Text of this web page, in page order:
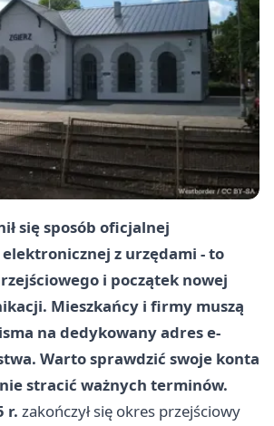
się sposób oficjalnej
z urzędami - to
i początek nowej
Mieszkańcy i firmy muszą
na dedykowany adres e-
Warto sprawdzić swoje konta
stracić ważnych terminów.
r. zakończył się okres przejściowy